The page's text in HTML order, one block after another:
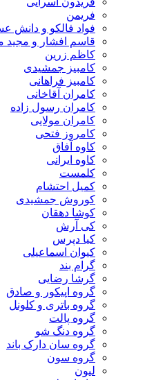
فریمن
فواد فالکو و دانش
قاسم افشار و
کاظم زرین
کامبیز جمشیدی
کامبیز فراهانی
کامران آقاخانی
کامران رسول زاده
کامران مولایی
کامروز فتحی
کاوه آفاق
کاوه ایرانی
کلمست
کمیل احتشام
کوروش جمشیدی
کوشا دهقان
کی آرش
کیا دپرس
کیوان اسماعیلی
گرام بند
گرشا رضایی
گروه اپیکور و صادق
گروه باتری و کلونل
گروه پالت
گروه دنگ شو
گروه سان دارک باند
گروه سون
لیون